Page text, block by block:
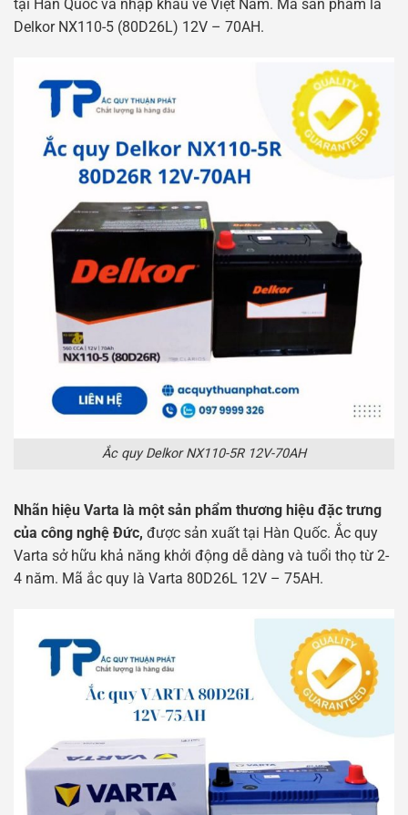
tại Hàn Quốc và nhập khẩu về Việt Nam. Mã sản phẩm là
Delkor NX110-5 (80D26L) 12V – 70AH.
Ắc quy Delkor NX110-5R 12V-70AH
Nhãn hiệu Varta là một sản phẩm thương hiệu đặc trưng
của công nghệ Đức, được sản xuất tại Hàn Quốc. Ắc quy
Varta sở hữu khả năng khởi động dễ dàng và tuổi thọ từ 2-
4 năm. Mã ắc quy là Varta 80D26L 12V – 75AH.